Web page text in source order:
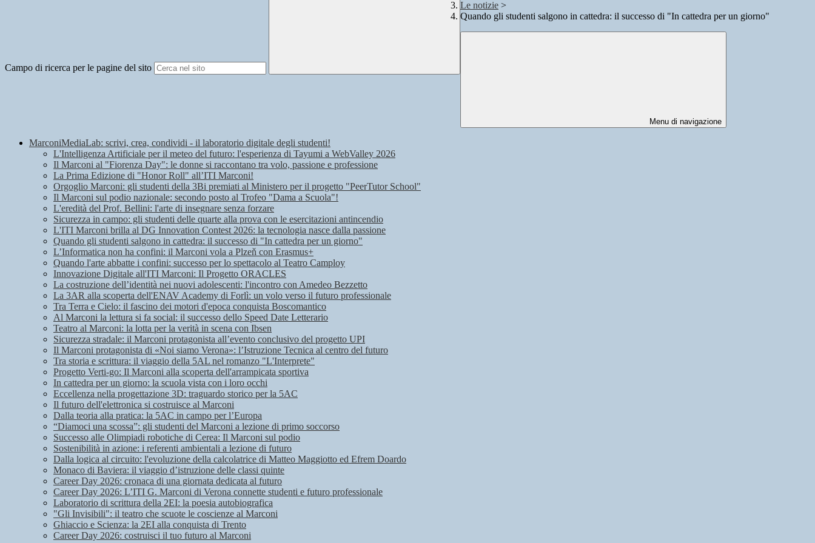
Campo di ricerca per le pagine del sito
Le notizie >
Quando gli studenti salgono in cattedra: il successo di "In cattedra per un giorno"
Menu di navigazione
MarconiMediaLab: scrivi, crea, condividi - il laboratorio digitale degli studenti!
L'Intelligenza Artificiale per il meteo del futuro: l'esperienza di Tayumi a WebValley 2026
Il Marconi al "Fiorenza Day": le donne si raccontano tra volo, passione e professione
La Prima Edizione di "Honor Roll" all’ITI Marconi!
Orgoglio Marconi: gli studenti della 3Bi premiati al Ministero per il progetto "PeerTutor School"
Il Marconi sul podio nazionale: secondo posto al Trofeo "Dama a Scuola"!
L'eredità del Prof. Bellini: l'arte di insegnare senza forzare
Sicurezza in campo: gli studenti delle quarte alla prova con le esercitazioni antincendio
L'ITI Marconi brilla al DG Innovation Contest 2026: la tecnologia nasce dalla passione
Quando gli studenti salgono in cattedra: il successo di "In cattedra per un giorno"
L’Informatica non ha confini: il Marconi vola a Plzeň con Erasmus+
Quando l'arte abbatte i confini: successo per lo spettacolo al Teatro Camploy
Innovazione Digitale all'ITI Marconi: Il Progetto ORACLES
La costruzione dell’identità nei nuovi adolescenti: l'incontro con Amedeo Bezzetto
La 3AR alla scoperta dell'ENAV Academy di Forlì: un volo verso il futuro professionale
Tra Terra e Cielo: il fascino dei motori d'epoca conquista Boscomantico
Al Marconi la lettura si fa social: il successo dello Speed Date Letterario
Teatro al Marconi: la lotta per la verità in scena con Ibsen
Sicurezza stradale: il Marconi protagonista all’evento conclusivo del progetto UPI
Il Marconi protagonista di «Noi siamo Verona»: l’Istruzione Tecnica al centro del futuro
Tra storia e scrittura: il viaggio della 5AL nel romanzo "L'Interprete"
Progetto Verti-go: Il Marconi alla scoperta dell'arrampicata sportiva
In cattedra per un giorno: la scuola vista con i loro occhi
Eccellenza nella progettazione 3D: traguardo storico per la 5AC
Il futuro dell'elettronica si costruisce al Marconi
Dalla teoria alla pratica: la 5AC in campo per l’Europa
“Diamoci una scossa”: gli studenti del Marconi a lezione di primo soccorso
Successo alle Olimpiadi robotiche di Cerea: Il Marconi sul podio
Sostenibilità in azione: i referenti ambientali a lezione di futuro
Dalla logica al circuito: l'evoluzione della calcolatrice di Matteo Maggiotto ed Efrem Doardo
Monaco di Baviera: il viaggio d’istruzione delle classi quinte
Career Day 2026: cronaca di una giornata dedicata al futuro
Career Day 2026: L’ITI G. Marconi di Verona connette studenti e futuro professionale
Laboratorio di scrittura della 2EI: la poesia autobiografica
"Gli Invisibili": il teatro che scuote le coscienze al Marconi
Ghiaccio e Scienza: la 2EI alla conquista di Trento
Career Day 2026: costruisci il tuo futuro al Marconi